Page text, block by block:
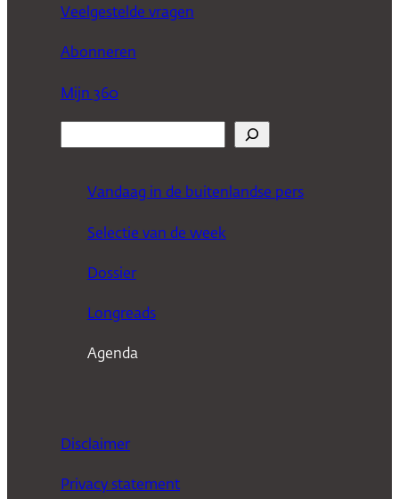
Veelgestelde vragen
Abonneren
Mijn 360
Vandaag in de buitenlandse pers
Selectie van de week
Dossier
Longreads
Agenda
Disclaimer
Privacy statement